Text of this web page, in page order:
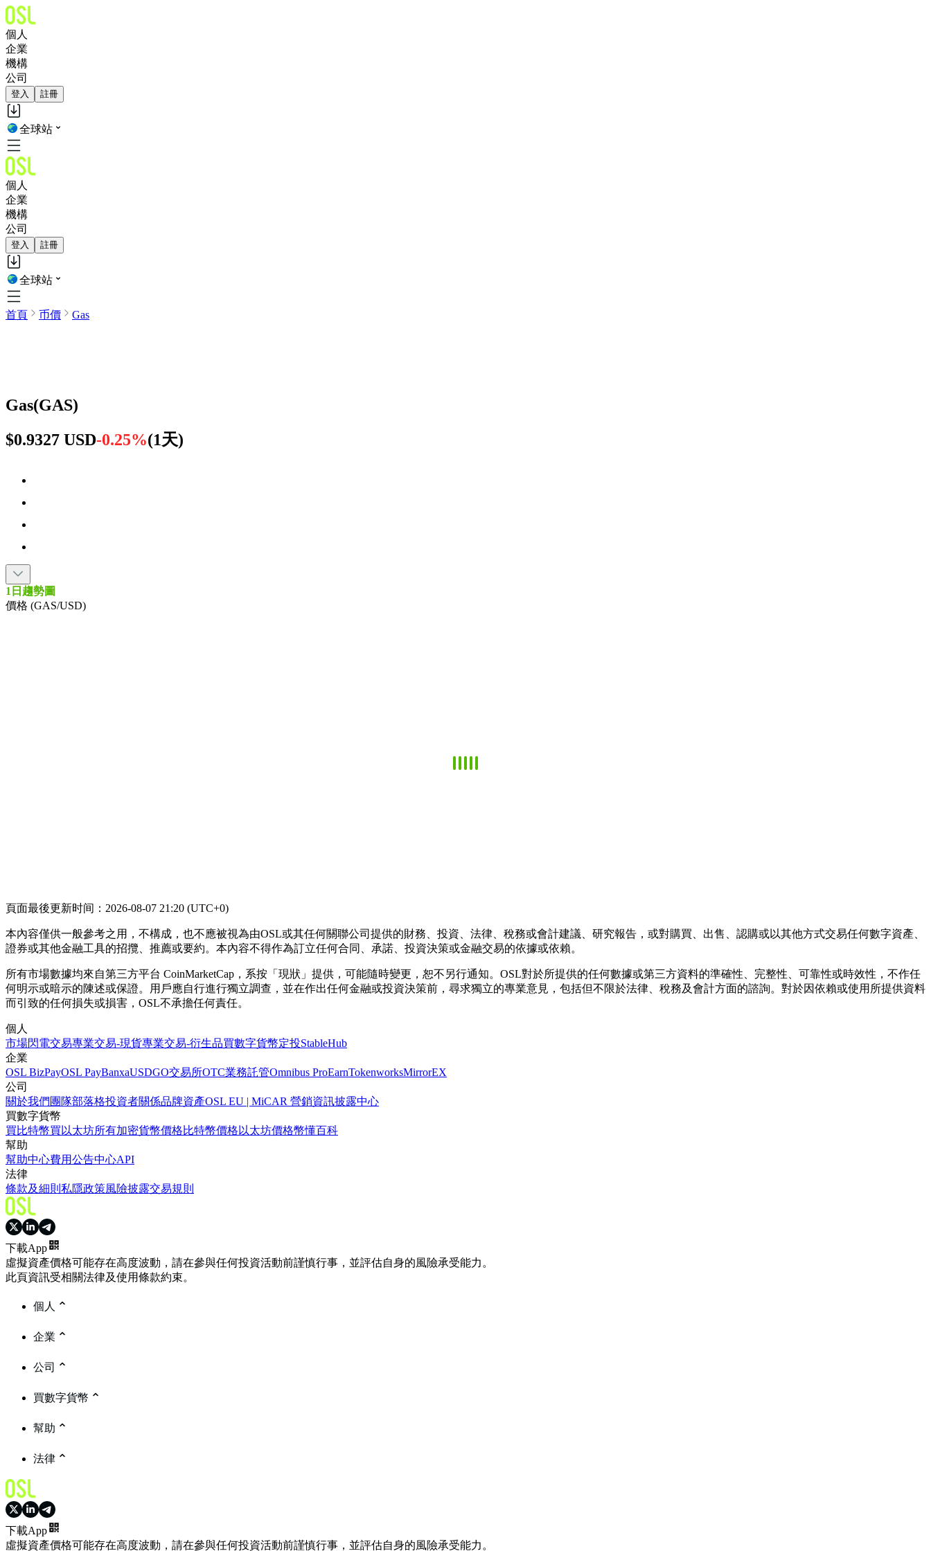
個人
企業
機構
公司
登入 註冊
全球站
個人
企業
機構
公司
登入 註冊
全球站
首頁 币價 Gas
Gas(GAS)
$0.9327 USD-0.25%(1天)
1日趨勢圖
價格 (GAS/USD)
頁面最後更新时间：2026-08-07 21:20 (UTC+0)
本內容僅供一般參考之用，不構成，也不應被視為由OSL或其任何關聯公司提供的財務、投資、法律、稅務或會計建議、研究報告，或對購買、出售、認購或以其他方式交易任何數字資產、
證券或其他金融工具的招攬、推薦或要約。本內容不得作為訂立任何合同、承諾、投資決策或金融交易的依據或依賴。
所有市場數據均來自第三方平台 CoinMarketCap，系按「現狀」提供，可能隨時變更，恕不另行通知。OSL對於所提供的任何數據或第三方資料的準確性、完整性、可靠性或時效性，不作任
何明示或暗示的陳述或保證。用戶應自行進行獨立調查，並在作出任何金融或投資決策前，尋求獨立的專業意見，包括但不限於法律、稅務及會計方面的諮詢。對於因依賴或使用所提供資料
而引致的任何損失或損害，OSL不承擔任何責任。
個人
市場閃電交易專業交易-現貨專業交易-衍生品買數字貨幣定投StableHub
企業
OSL BizPayOSL PayBanxaUSDGO交易所OTC業務託管Omnibus ProEarnTokenworksMirrorEX
公司
關於我們 團隊部落格投資者關係品牌資產OSL EU | MiCAR 營銷資訊披露中心
買數字貨幣
買比特幣買以太坊所有加密貨幣價格比特幣價格 以太坊價格幣懂百科
幫助
幫助中心費用公告中心API
法律
條款及細則 私隱政策風險披露交易規則
下載App
虛擬資產價格可能存在高度波動，請在參與任何投資活動前謹慎行事，並評估自身的風險承受能力。
此頁資訊受相關法律及使用條款約束。
個人
企業
公司
買數字貨幣
幫助
法律
下載App
虛擬資產價格可能存在高度波動，請在參與任何投資活動前謹慎行事，並評估自身的風險承受能力。